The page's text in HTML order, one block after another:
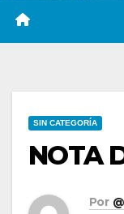
SIN CATEGORÍA
NOTA
Por